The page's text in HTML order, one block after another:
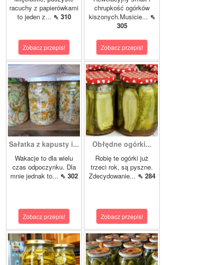
racuchy z papierówkami
to jeden z... ⇖ 310
Zobacz przepis!
chrupkość ogórków
kiszonych.Musicie... ⇖
305
Zobacz przepis!
Sałatka z kapusty i...
Wakacje to dla wielu
czas odpoczynku. Dla
mnie jednak to... ⇖ 302
Zobacz przepis!
Obłędne ogórki...
Robię te ogórki już
trzeci rok, są pyszne.
Zdecydowanie... ⇖ 284
Zobacz przepis!